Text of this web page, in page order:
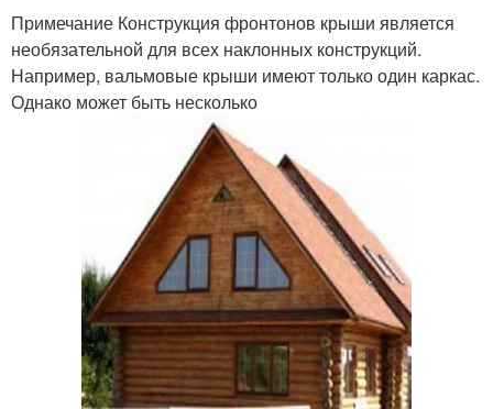
Примечание Конструкция фронтонов крыши является
необязательной для всех наклонных конструкций.
Например, вальмовые крыши имеют только один каркас.
Однако может быть несколько